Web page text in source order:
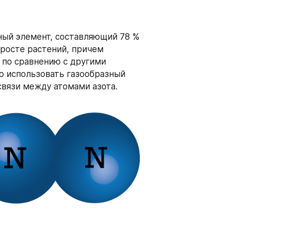
элемент, составляющий 78 %
растений, причем
сравнению с другими
газообразный
между атомами азота.